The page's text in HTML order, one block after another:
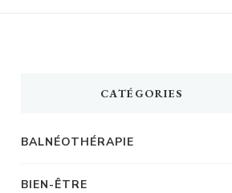
CATÉGORIES
BALNÉOTHÉRAPIE
BIEN-ÊTRE